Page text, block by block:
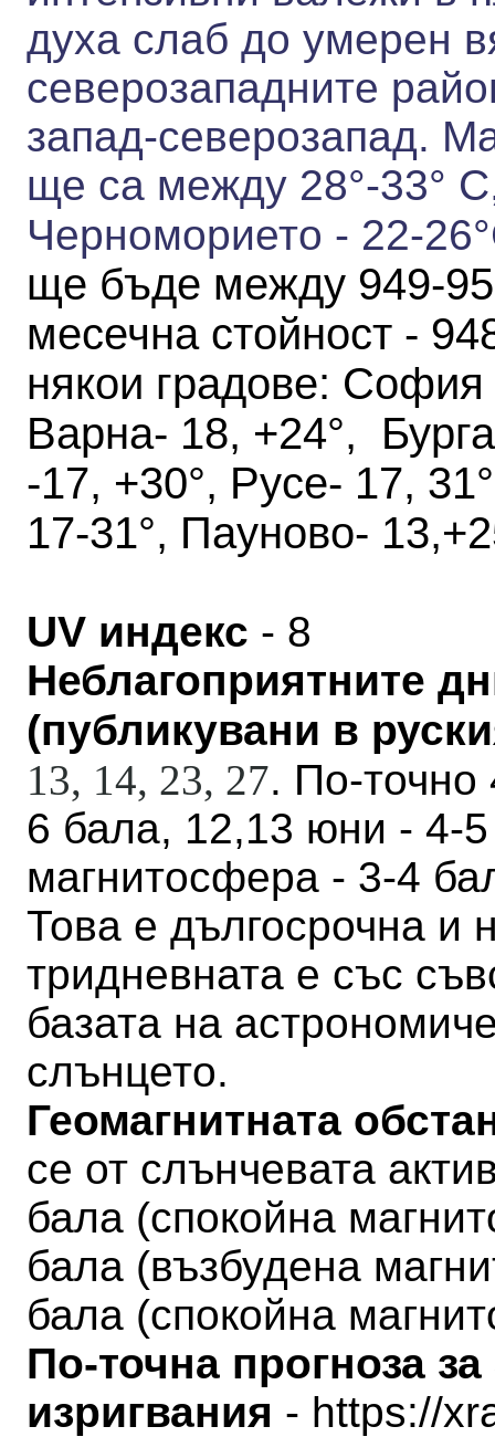
духа слаб до умерен
северозападните
запад-северозапад.
ще са между 28°-33°
Черноморието - 22-26
ще бъде между 949-
месечна стойност -
някои градове: София
Варна- 18, +24°,
-17, +30°, Русе- 17,
17-31°, Пауново-
UV индекс - 8
Неблагоприятните
(публикувани в
13, 14, 23, 27. По-
6 бала, 12,13 юни - 4-
магнитосфера - 3-4
Това е дългосрочна и
тридневната е със
базата на
слънцето.
Геомагнитната
се от слънчевата
бала (спокойна
бала (възбудена
бала (спокойна
По-точна прогноза
изригвания - https://